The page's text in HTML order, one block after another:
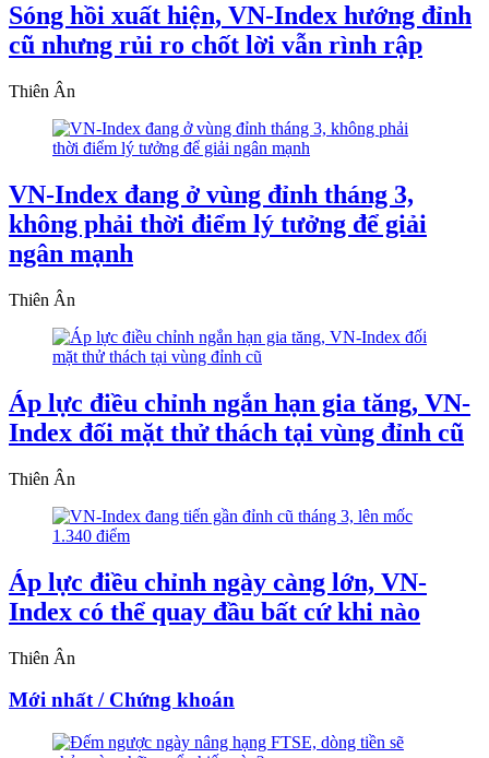
Sóng hồi xuất hiện, VN-Index hướng đỉnh
cũ nhưng rủi ro chốt lời vẫn rình rập
Thiên Ân
VN-Index đang ở vùng đỉnh tháng 3,
không phải thời điểm lý tưởng để giải
ngân mạnh
Thiên Ân
Áp lực điều chỉnh ngắn hạn gia tăng, VN-
Index đối mặt thử thách tại vùng đỉnh cũ
Thiên Ân
Áp lực điều chỉnh ngày càng lớn, VN-
Index có thể quay đầu bất cứ khi nào
Thiên Ân
Mới nhất / Chứng khoán